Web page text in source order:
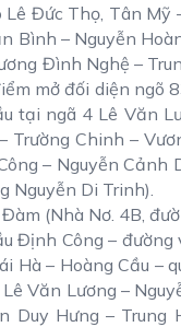
Đức Thọ, Tân
Bình – Nguyễn
Đình Nghệ –
mở đối diện ngõ
tại ngã 4 Lê Văn
Trường Chinh –
– Nguyễn Cảnh
Nguyễn Di Trinh).
(Nhà Nơ. 4B,
Định Công –
Hà – Hoàng Cầu
Lê Văn Lương –
Duy Hưng – Trung